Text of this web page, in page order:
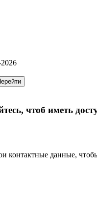
чтоб иметь
контактные данные,